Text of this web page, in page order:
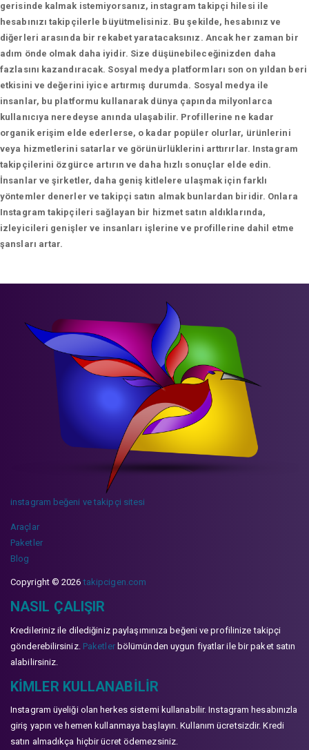
gerisinde kalmak istemiyorsanız, instagram takipçi hilesi ile
hesabınızı takipçilerle büyütmelisiniz. Bu şekilde, hesabınız ve
diğerleri arasında bir rekabet yaratacaksınız. Ancak her zaman bir
adım önde olmak daha iyidir. Size düşünebileceğinizden daha
fazlasını kazandıracak. Sosyal medya platformları son on yıldan beri
etkisini ve değerini iyice artırmış durumda. Sosyal medya ile
insanlar, bu platformu kullanarak dünya çapında milyonlarca
kullanıcıya neredeyse anında ulaşabilir. Profillerine ne kadar
organik erişim elde ederlerse, o kadar popüler olurlar, ürünlerini
veya hizmetlerini satarlar ve görünürlüklerini arttırırlar. Instagram
takipçilerini özgürce artırın ve daha hızlı sonuçlar elde edin.
İnsanlar ve şirketler, daha geniş kitlelere ulaşmak için farklı
yöntemler denerler ve takipçi satın almak bunlardan biridir. Onlara
Instagram takipçileri sağlayan bir hizmet satın aldıklarında,
izleyicileri genişler ve insanları işlerine ve profillerine dahil etme
şansları artar.
instagram beğeni ve takipçi sitesi
Araçlar
Paketler
Blog
Copyright © 2026takipcigen.com
NASIL ÇALIŞIR
Kredileriniz ile dilediğiniz paylaşımınıza beğeni ve profilinize takipçi
gönderebilirsiniz. Paketlerbölümünden uygun fiyatlar ile bir paket satın
alabilirsiniz.
KIMLER KULLANABILIR
Instagram üyeliği olan herkes sistemi kullanabilir. Instagram hesabınızla
giriş yapın ve hemen kullanmaya başlayın. Kullanım ücretsizdir. Kredi
satın almadıkça hiçbir ücret ödemezsiniz.